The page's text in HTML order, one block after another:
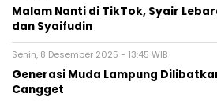
Malam Nanti di TikTok, Syair
dan Syaifudin
Senin, 8 Desember 2025 - 13:45 WIB
Generasi Muda Lampung
Cangget